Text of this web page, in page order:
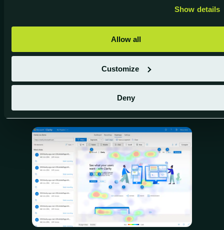
Show details
Allow all
Customize
Deny
De groei en het succes van je
Betaalproces